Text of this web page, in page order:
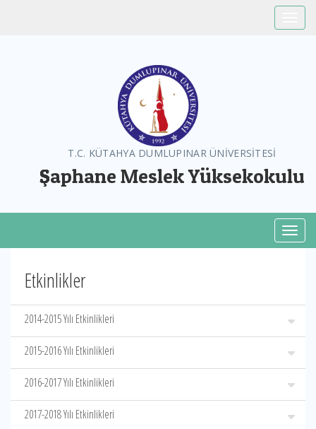
T.C. KÜTAHYA DUMLUPINAR ÜNİVERSİTESİ
Şaphane Meslek Yüksekokulu
Etkinlikler
2014-2015 Yılı Etkinlikleri
2015-2016 Yılı Etkinlikleri
2016-2017 Yılı Etkinlikleri
2017-2018 Yılı Etkinlikleri